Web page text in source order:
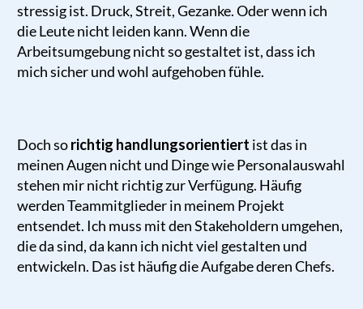
stressig ist. Druck, Streit, Gezanke. Oder wenn ich
die Leute nicht leiden kann. Wenn die
Arbeitsumgebung nicht so gestaltet ist, dass ich
mich sicher und wohl aufgehoben fühle.
Doch sorichtig handlungsorientiert ist das in
meinen Augen nicht und Dinge wie Personalauswahl
stehen mir nicht richtig zur Verfügung. Häufig
werden Teammitglieder in meinem Projekt
entsendet. Ich muss mit den Stakeholdern umgehen,
die da sind, da kann ich nicht viel gestalten und
entwickeln. Das ist häufig die Aufgabe deren Chefs.